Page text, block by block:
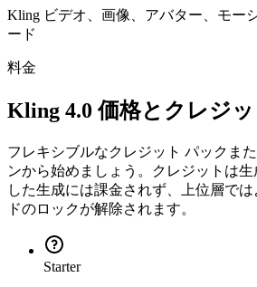
Kling ビデオ、画像、アバター、モー
ード
料金
Kling 4.0 価格とクレジッ
フレキシブルなクレジット パックま
ンから始めましょう。クレジットは
した生成には課金されず、上位層で
ドのロックが解除されます。
Starter